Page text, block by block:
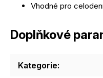
Vhodné pro
Doplňkové
Kategorie: